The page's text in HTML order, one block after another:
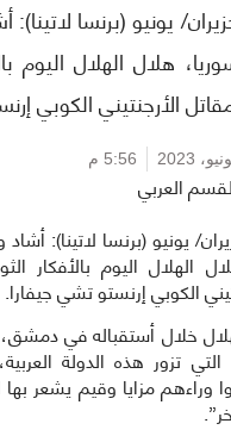
01 حزيران/ يونيو (برنسا
هلال الهلال اليوم
الأرجنتيني الكوبي
5:56 م
العربي
01 حزيران/ يونيو (برنسا
الهلال اليوم بالأفكار
الكوبي إرنستو تشي جيفارا.
خلال أستقباله في دمشق،
التي تزور هذه الدولة
وراءهم مزايا وقيم يشعر